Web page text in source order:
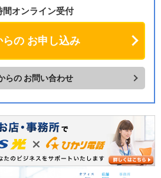
間オンライン受付
らのお申し込み
らの お問い合わせ